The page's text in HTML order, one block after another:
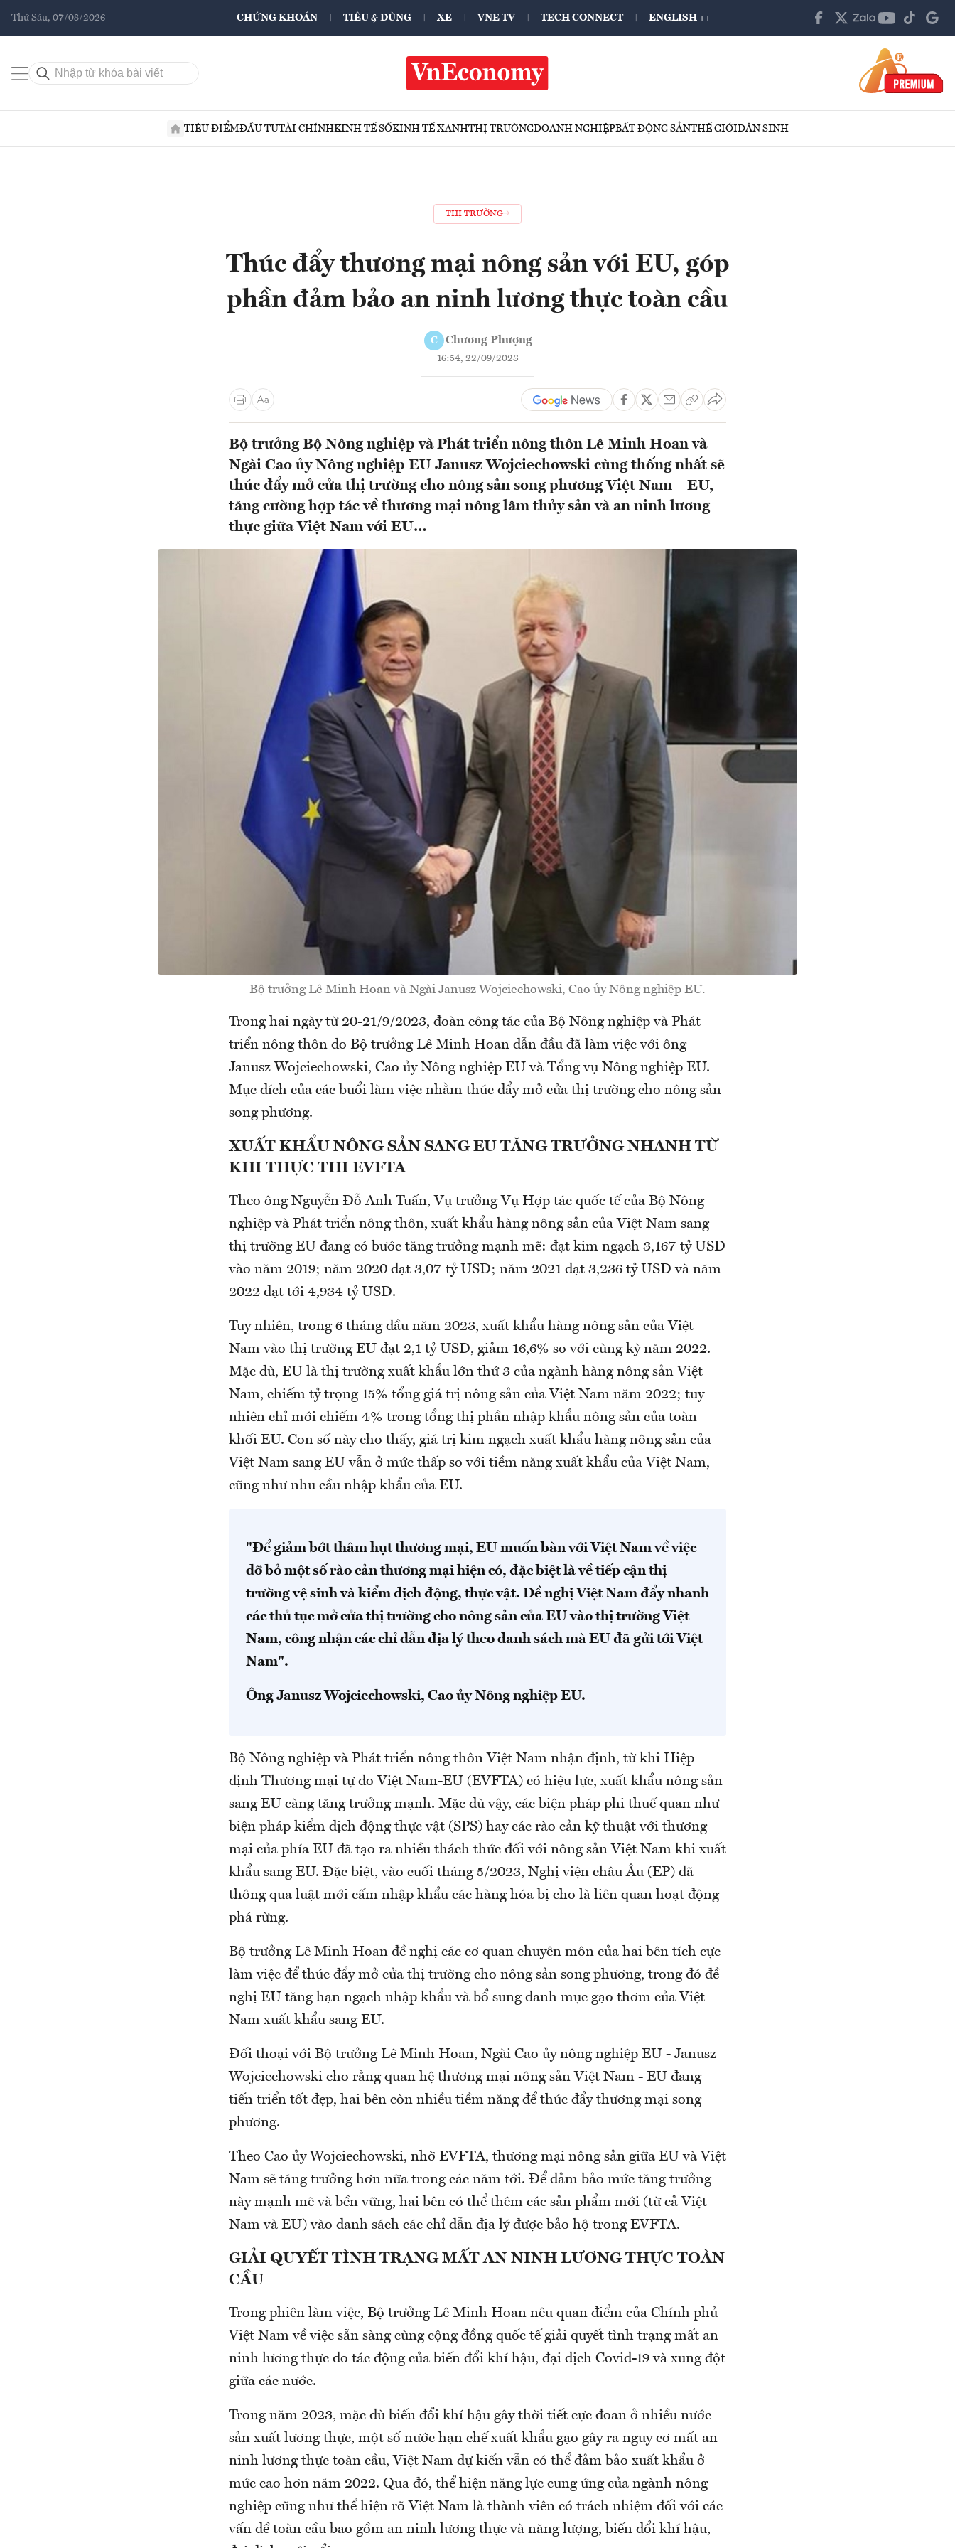
Thứ Sáu, 07/08/2026 CHỨNG KHOÁN TIÊU & DÙNG XE VNE TV TECH CONNECT ENGLISH ++
TIÊU ĐIỂMĐẦU TƯTÀI CHÍNHKINH TẾ SỐKINH TẾ XANHTHỊ TRƯỜNGDOANH NGHIỆPBẤT ĐỘNG SẢNTHẾ GIỚIDÂN SINH
THỊ TRƯỜNG
Thúc đẩy thương mại nông sản với EU, góp
phần đảm bảo an ninh lương thực toàn cầu
C Chương Phượng
16:54, 22/09/2023
Bộ trưởng Bộ Nông nghiệp và Phát triển nông thôn Lê Minh Hoan và
Ngài Cao ủy Nông nghiệp EU Janusz Wojciechowski cùng thống nhất sẽ
thúc đẩy mở cửa thị trường cho nông sản song phương Việt Nam – EU,
tăng cường hợp tác về thương mại nông lâm thủy sản và an ninh lương
thực giữa Việt Nam với EU…
Bộ trưởng Lê Minh Hoan và Ngài Janusz Wojciechowski, Cao ủy Nông nghiệp EU.
Trong hai ngày từ 20-21/9/2023, đoàn công tác của Bộ Nông nghiệp và Phát
triển nông thôn do Bộ trưởng Lê Minh Hoan dẫn đầu đã làm việc với ông
Janusz Wojciechowski, Cao ủy Nông nghiệp EU và Tổng vụ Nông nghiệp EU.
Mục đích của các buổi làm việc nhằm thúc đẩy mở cửa thị trường cho nông sản
song phương.
XUẤT KHẨU NÔNG SẢN SANG EU TĂNG TRƯỞNG NHANH TỪ
KHI THỰC THI EVFTA
Theo ông Nguyễn Đỗ Anh Tuấn, Vụ trưởng Vụ Hợp tác quốc tế của Bộ Nông
nghiệp và Phát triển nông thôn, xuất khẩu hàng nông sản của Việt Nam sang
thị trường EU đang có bước tăng trưởng mạnh mẽ: đạt kim ngạch 3,167 tỷ USD
vào năm 2019; năm 2020 đạt 3,07 tỷ USD; năm 2021 đạt 3,236 tỷ USD và năm
2022 đạt tới 4,934 tỷ USD.
Tuy nhiên, trong 6 tháng đầu năm 2023, xuất khẩu hàng nông sản của Việt
Nam vào thị trường EU đạt 2,1 tỷ USD, giảm 16,6% so với cùng kỳ năm 2022.
Mặc dù, EU là thị trường xuất khẩu lớn thứ 3 của ngành hàng nông sản Việt
Nam, chiếm tỷ trọng 15% tổng giá trị nông sản của Việt Nam năm 2022; tuy
nhiên chỉ mới chiếm 4% trong tổng thị phần nhập khẩu nông sản của toàn
khối EU. Con số này cho thấy, giá trị kim ngạch xuất khẩu hàng nông sản của
Việt Nam sang EU vẫn ở mức thấp so với tiềm năng xuất khẩu của Việt Nam,
cũng như nhu cầu nhập khẩu của EU.
"Để giảm bớt thâm hụt thương mại, EU muốn bàn với Việt Nam về việc
dỡ bỏ một số rào cản thương mại hiện có, đặc biệt là về tiếp cận thị
trường vệ sinh và kiểm dịch động, thực vật. Đề nghị Việt Nam đẩy nhanh
các thủ tục mở cửa thị trường cho nông sản của EU vào thị trường Việt
Nam, công nhận các chỉ dẫn địa lý theo danh sách mà EU đã gửi tới Việt
Nam".
Ông Janusz Wojciechowski, Cao ủy Nông nghiệp EU.
Bộ Nông nghiệp và Phát triển nông thôn Việt Nam nhận định, từ khi Hiệp
định Thương mại tự do Việt Nam-EU (EVFTA) có hiệu lực, xuất khẩu nông sản
sang EU càng tăng trưởng mạnh. Mặc dù vậy, các biện pháp phi thuế quan như
biện pháp kiểm dịch động thực vật (SPS) hay các rào cản kỹ thuật với thương
mại của phía EU đã tạo ra nhiều thách thức đối với nông sản Việt Nam khi xuất
khẩu sang EU. Đặc biệt, vào cuối tháng 5/2023, Nghị viện châu Âu (EP) đã
thông qua luật mới cấm nhập khẩu các hàng hóa bị cho là liên quan hoạt động
phá rừng.
Bộ trưởng Lê Minh Hoan đề nghị các cơ quan chuyên môn của hai bên tích cực
làm việc để thúc đẩy mở cửa thị trường cho nông sản song phương, trong đó đề
nghị EU tăng hạn ngạch nhập khẩu và bổ sung danh mục gạo thơm của Việt
Nam xuất khẩu sang EU.
Đối thoại với Bộ trưởng Lê Minh Hoan, Ngài Cao ủy nông nghiệp EU - Janusz
Wojciechowski cho rằng quan hệ thương mại nông sản Việt Nam - EU đang
tiến triển tốt đẹp, hai bên còn nhiều tiềm năng để thúc đẩy thương mại song
phương.
Theo Cao ủy Wojciechowski, nhờ EVFTA, thương mại nông sản giữa EU và Việt
Nam sẽ tăng trưởng hơn nữa trong các năm tới. Để đảm bảo mức tăng trưởng
này mạnh mẽ và bền vững, hai bên có thể thêm các sản phẩm mới (từ cả Việt
Nam và EU) vào danh sách các chỉ dẫn địa lý được bảo hộ trong EVFTA.
GIẢI QUYẾT TÌNH TRẠNG MẤT AN NINH LƯƠNG THỰC TOÀN
CẦU
Trong phiên làm việc, Bộ trưởng Lê Minh Hoan nêu quan điểm của Chính phủ
Việt Nam về việc sẵn sàng cùng cộng đồng quốc tế giải quyết tình trạng mất an
ninh lương thực do tác động của biến đổi khí hậu, đại dịch Covid-19 và xung đột
giữa các nước.
Trong năm 2023, mặc dù biến đổi khí hậu gây thời tiết cực đoan ở nhiều nước
sản xuất lương thực, một số nước hạn chế xuất khẩu gạo gây ra nguy cơ mất an
ninh lương thực toàn cầu, Việt Nam dự kiến vẫn có thể đảm bảo xuất khẩu ở
mức cao hơn năm 2022. Qua đó, thể hiện năng lực cung ứng của ngành nông
nghiệp cũng như thể hiện rõ Việt Nam là thành viên có trách nhiệm đối với các
vấn đề toàn cầu bao gồm an ninh lương thực và năng lượng, biến đổi khí hậu,